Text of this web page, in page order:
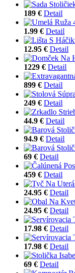
189 € Detail
1.99 € Detail
12.95 € Detail
1229 € Detail
899 € Detail
249 € Detail
44.9 € Detail
94.9 € Detail
69 € Detail
459 € Detail
24.95 € Detail
24.95 € Detail
17.98 € Detail
17.98 € Detail
69 € Detail